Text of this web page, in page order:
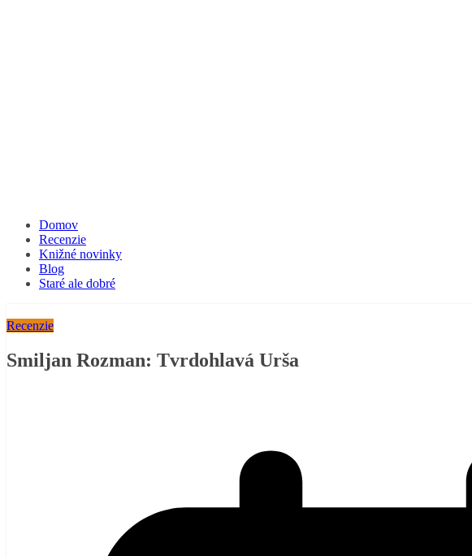
Domov
Recenzie
Knižné novinky
Blog
Staré ale dobré
Recenzie
Smiljan Rozman: Tvrdohlavá Urša